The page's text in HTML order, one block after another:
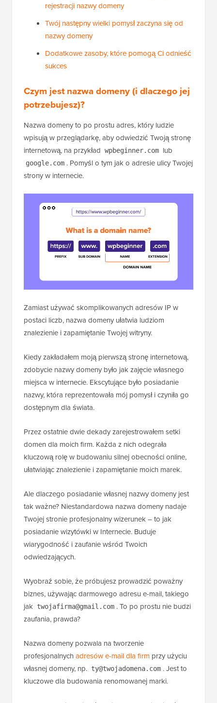
rejestracji nazwy domeny
Twój następny wielki pomysł zaczyna się od
nazwy domeny
Dodatkowe zasoby, które pomogą Ci odnieść
sukces
Czym jest nazwa domeny (i dlaczego jej
potrzebujesz)?
Nazwa domeny to po prostu adres, który ludzie
wpisują w przeglądarkę, aby odwiedzić Twoją stronę
internetową, na przykład wpbeginner.com lub
google.com . Pomyśl o tym jak o adresie ulicy Twojej
strony w internecie.
Zamiast używać skomplikowanych adresów IP w
postaci liczb, nazwa domeny ułatwia ludziom
znalezienie i zapamiętanie Twojej witryny.
Kiedy zakładałem moją pierwszą stronę internetową,
zdobycie nazwy domeny było jak zajęcie własnego
miejsca w internecie. Ekscytujące było posiadanie
nazwy, która reprezentowała mój pomysł i czyniła go
dostępnym dla świata.
Przez ostatnie dwie dekady zarejestrowałem setki
domen dla moich firm. Każda z nich odegrała
kluczową rolę w budowaniu silnej obecności online,
ułatwiając znalezienie i zapamiętanie moich marek.
Ale dlaczego posiadanie własnej nazwy domeny jest
tak ważne? Niestandardowa nazwa domeny nadaje
Twojej stronie profesjonalny wizerunek – to jak
posiadanie wizytówki w Internecie. Buduje
wiarygodność i zaufanie wśród Twoich
odwiedzających.
Wyobraź sobie, że próbujesz prowadzić poważny
biznes, używając darmowego adresu e-mail, takiego
jak twojafirma@gmail.com . To po prostu nie budzi
zaufania, prawda?
Nazwa domeny pozwala na tworzenie
profesjonalnychadresów e-mail dla firm przy użyciu
własnej domeny, np. ty@twojadomena.com . Jest to
kluczowe dla budowania renomowanej marki.